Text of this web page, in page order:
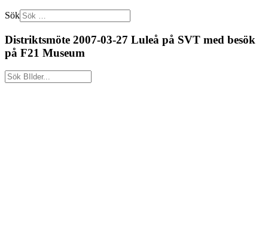
Sök
Distriktsmöte 2007-03-27 Luleå på SVT med besök
på F21 Museum